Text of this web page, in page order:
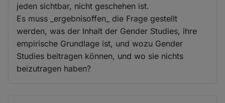
jeden sichtbar, nicht geschehen ist.
Es muss _ergebnisoffen_ die Frage gestellt
werden, was der Inhalt der Gender Studies, ihre
empirische Grundlage ist, und wozu Gender
Studies beitragen können, und wo sie nichts
beizutragen haben?